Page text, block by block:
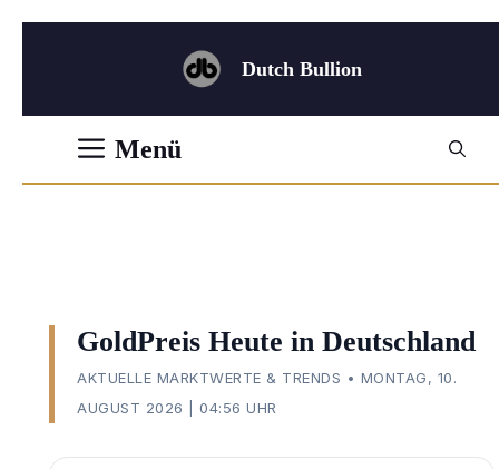
Dutch Bullion
Menü
GoldPreis Heute in Deutschland
AKTUELLE MARKTWERTE & TRENDS • MONTAG, 10.
AUGUST 2026 | 04:56 UHR